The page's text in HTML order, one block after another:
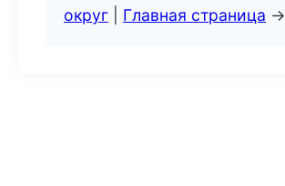
округ
Главная страница →